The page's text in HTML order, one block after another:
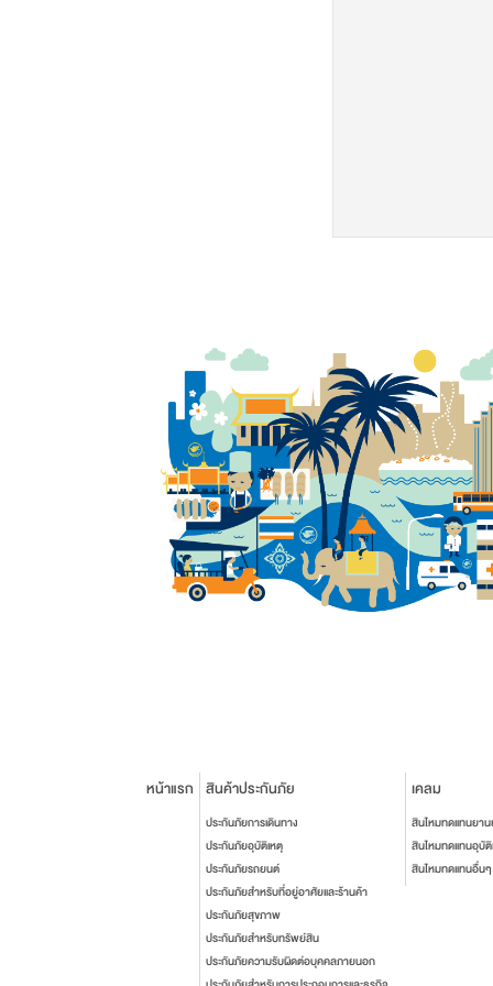
หน้าแรก สินค้าประกันภัย
ประกันภัยการเดินทาง
ประกันภัยอุบัติเหตุ
ประกันภัยรถยนต์
ประกันภัยสำหรับที่อยู่อาศัยและร้านค้า
ประกันภัยสุขภาพ
ประกันภัยสำหรับทรัพย์สิน
ประกันภัยความรับผิดต่อบุคคลภายนอก
เคลม
สินไหมทดแทนยา
สินไหมทดแทนอุบั
สินไหมทดแทนอื่นๆ